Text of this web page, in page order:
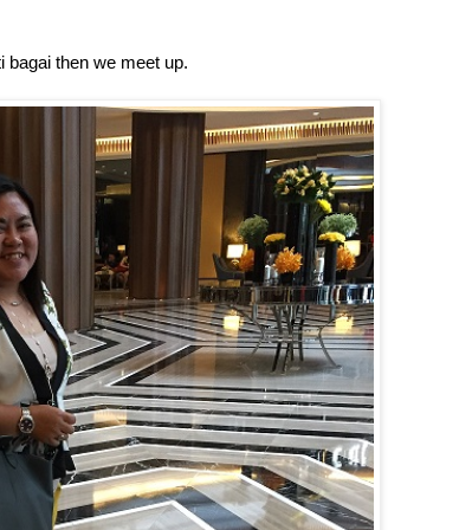
then we meet up.